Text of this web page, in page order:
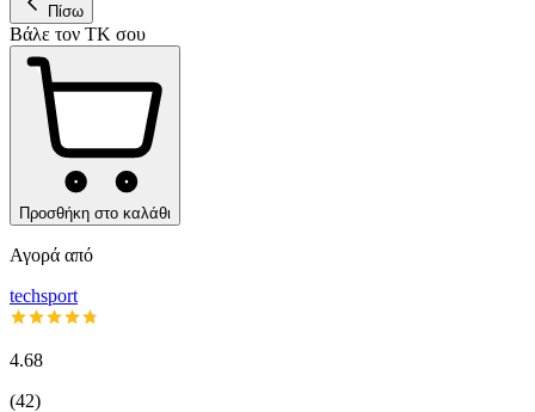
Πίσω
Βάλε τον ΤΚ σου
Προσθήκη στο καλάθι
Αγορά από
techsport
4.68
(42)